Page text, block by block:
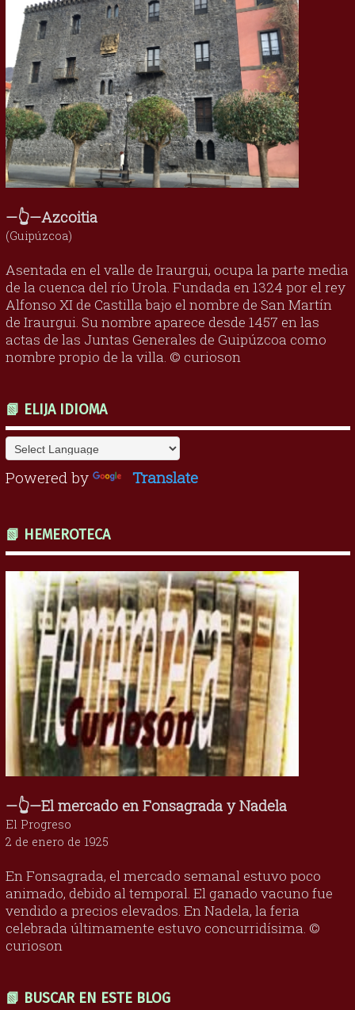
—👆—Azcoitia
(Guipúzcoa)
Asentada en el valle de Iraurgui, ocupa la parte media
de la cuenca del río Urola. Fundada en 1324 por el rey
Alfonso XI de Castilla bajo el nombre de San Martín
de Iraurgui. Su nombre aparece desde 1457 en las
actas de las Juntas Generales de Guipúzcoa como
nombre propio de la villa. © curioson
📗 ELIJA IDIOMA
Powered by Translate
📗 HEMEROTECA
—👆—El mercado en Fonsagrada y Nadela
El Progreso
2 de enero de 1925
En Fonsagrada, el mercado semanal estuvo poco
animado, debido al temporal. El ganado vacuno fue
vendido a precios elevados. En Nadela, la feria
celebrada últimamente estuvo concurridísima. ©
curioson
📗 BUSCAR EN ESTE BLOG